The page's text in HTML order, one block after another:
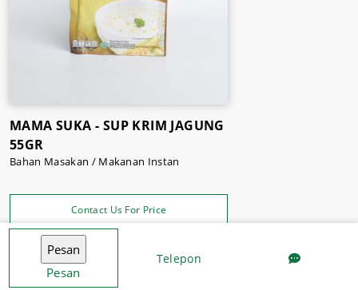
Pesan
Telepon
MAMA SUKA - SUP KRIM JAGUNG
55GR
Bahan Masakan / Makanan Instan
Contact Us For Price